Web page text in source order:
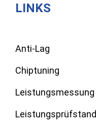
LINKS
Anti-Lag
Chiptuning
Leistungsmessung
Leistungsprüfstand